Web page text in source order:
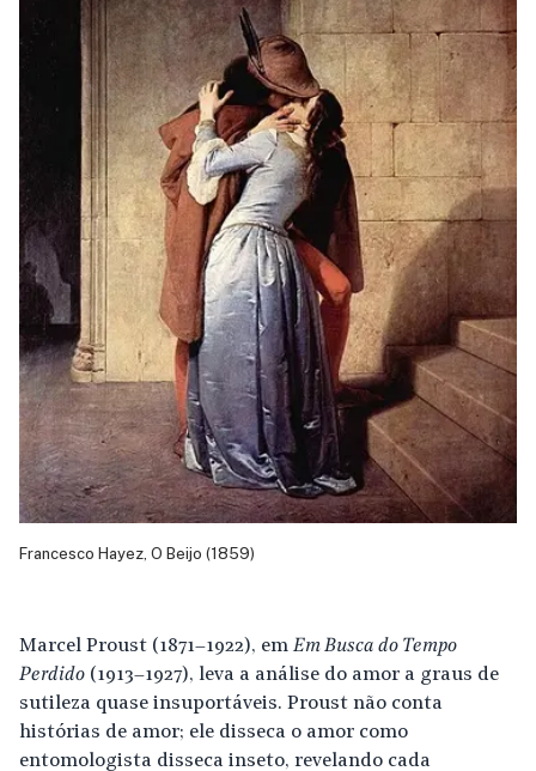
Francesco Hayez, O Beijo (1859)
Marcel Proust (1871–1922), em Em Busca do Tempo
Perdido (1913–1927), leva a análise do amor a graus de
sutileza quase insuportáveis. Proust não conta
histórias de amor; ele disseca o amor como
entomologista disseca inseto, revelando cada